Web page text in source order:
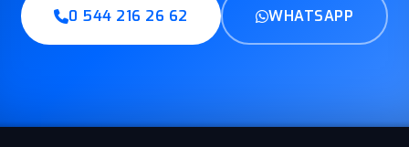
0 544 216 26 62 WHATSAPP